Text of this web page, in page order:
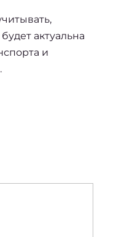
будет актуальна
и